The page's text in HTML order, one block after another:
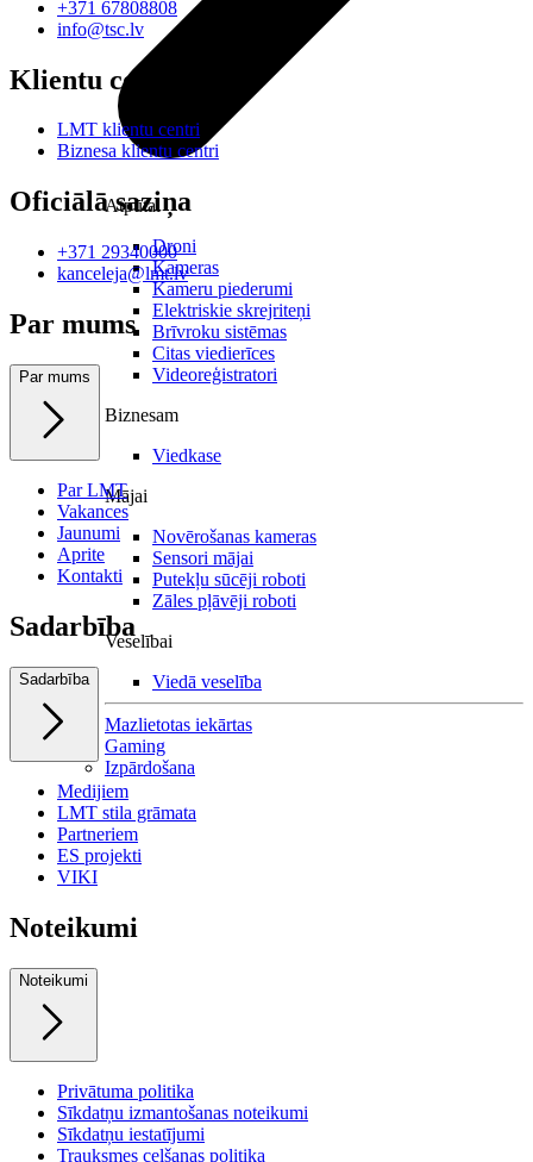
Atpūtai
Droni
Kameras
Kameru piederumi
Elektriskie skrejriteņi
Brīvroku sistēmas
Citas viedierīces
Videoreģistratori
Biznesam
Viedkase
Mājai
Novērošanas kameras
Sensori mājai
Putekļu sūcēji roboti
Zāles pļāvēji roboti
Veselībai
Viedā veselība
Mazlietotas iekārtas
Gaming
Izpārdošana
+371 67808808
info@tsc.lv
Klientu centri
LMT klientu centri
Biznesa klientu centri
Oficiālā saziņa
+371 29340000
kanceleja@lmt.lv
Par mums
Par mums
Par LMT
Vakances
Jaunumi
Aprite
Kontakti
Sadarbība
Sadarbība
Medijiem
LMT stila grāmata
Partneriem
ES projekti
VIKI
Noteikumi
Noteikumi
Privātuma politika
Sīkdatņu izmantošanas noteikumi
Sīkdatņu iestatījumi
Trauksmes celšanas politika